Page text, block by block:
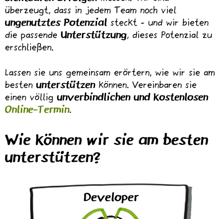
überzeugt, dass in jedem Team noch viel
ungenutztes Potenzial steckt - und wir bieten
die passende Unterstützung, dieses Potenzial zu
erschließen.
Lassen sie uns gemeinsam erörtern, wie wir sie am
besten unterstützenkönnen. Vereinbaren sie
einen völlig unverbindlichen und kostenlosen
Online-Termin.
Wie können wir sie am besten
unterstützen?
Developer